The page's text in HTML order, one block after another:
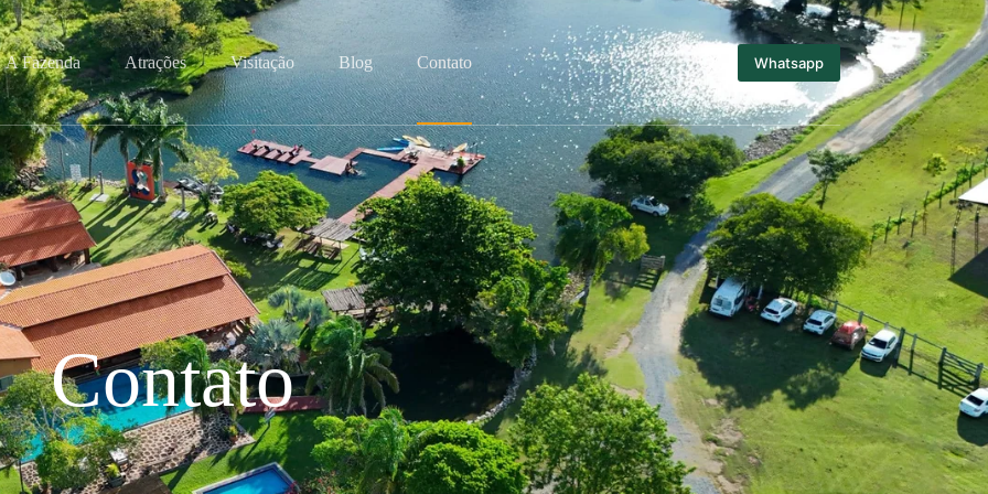
A Fazenda Atrações Visitação Blog Contato Whatsapp
Contato